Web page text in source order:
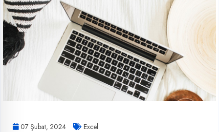
07 Şubat, 2024 Excel